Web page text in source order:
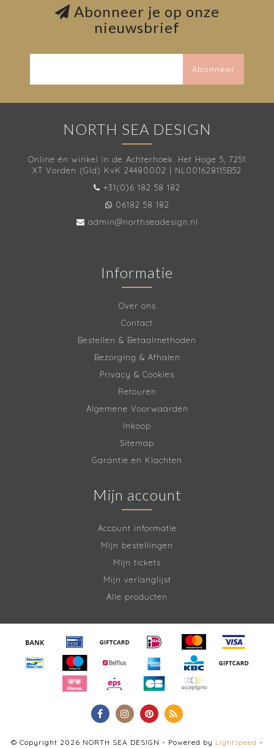
Abonneer je op onze
nieuwsbrief
Abonneer
NORTH SEA DESIGN
Online én winkel in de Achterhoek. Het Hoge 5, 7251
XT Vorden (Gld) KvK 24480002 | NL001628115B52
+31(0)6 182 58 182
06182 58 182
admin@northseadesign.nl
Informatie
Over ons
Contact
Bestellen & Betaalmethoden
Bezorging & Afhalen
Privacy & Cookies
Retouren
Algemene Voorwaarden
Inkoop
Sitemap
Garantie en Klachten
Mijn account
Account informatie
Mijn bestellingen
Mijn tickets
Mijn verlanglijst
Alle producten
© Copyright 2026 NORTH SEA DESIGN - Powered by Lightspeed -